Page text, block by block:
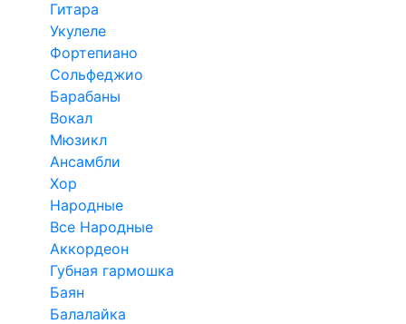
Гитара
Укулеле
Фортепиано
Сольфеджио
Барабаны
Вокал
Мюзикл
Ансамбли
Хор
Народные
Все Народные
Аккордеон
Губная гармошка
Баян
Балалайка